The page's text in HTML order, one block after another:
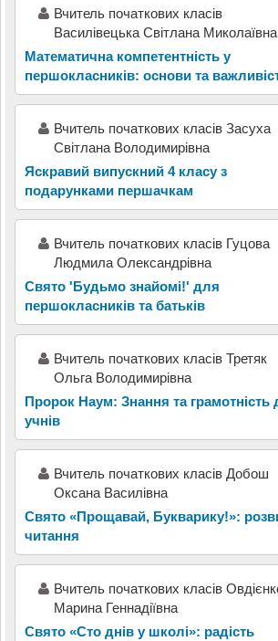
Вчитель початкових класів
Василівецька Світлана Миколаївна
Математична компетентність у
першокласників: основи та
Вчитель початкових класів Засуха
Світлана Володимирівна
Яскравий випускний 4 класу з
подарунками першачкам
Вчитель початкових класів Гуцова
Людмила Олександрівна
Свято 'Будьмо знайомі!' для
першокласників та батьків
Вчитель початкових класів Третяк
Ольга Володимирівна
Пророк Наум: Знання та грамотність
учнів
Вчитель початкових класів Добош
Оксана Василівна
Свято «Прощавай, Букварику!»:
читання
Вчитель початкових класів
Марина Геннадіївна
Свято «Сто днів у школі»: радість